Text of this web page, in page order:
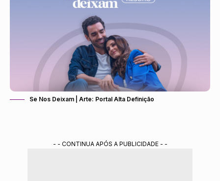
Se Nos Deixam | Arte: Portal Alta Definição
- - CONTINUA APÓS A PUBLICIDADE - -